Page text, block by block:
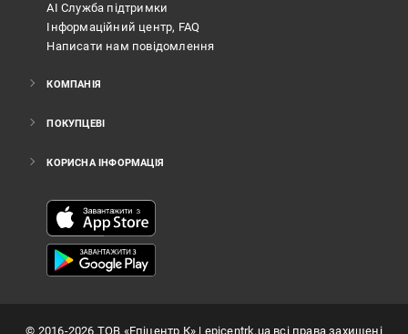
АІ Служба підтримки
Інформаційний центр, FAQ
Написати нам повідомлення
КОМПАНІЯ
ПОКУПЦЕВІ
КОРИСНА ІНФОРМАЦІЯ
© 2016-2026 ТОВ «Епіцентр К»| epicentrk.ua всі права захищені